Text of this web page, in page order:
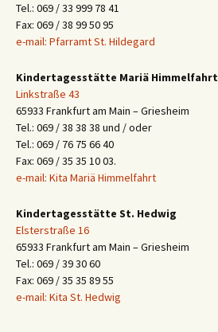
Tel.: 069 / 33 999 78 41
Fax: 069 / 38 99 50 95
e-mail: Pfarramt St. Hildegard
Kindertagesstätte Mariä Himmelfahrt
Linkstraße 43
65933 Frankfurt am Main – Griesheim
Tel.: 069 / 38 38 38 und / oder
Tel.: 069 / 76 75 66 40
Fax: 069 / 35 35 10 03.
e-mail: Kita Mariä Himmelfahrt
Kindertagesstätte St. Hedwig
Elsterstraße 16
65933 Frankfurt am Main – Griesheim
Tel.: 069 / 39 30 60
Fax: 069 / 35 35 89 55
e-mail: Kita St. Hedwig